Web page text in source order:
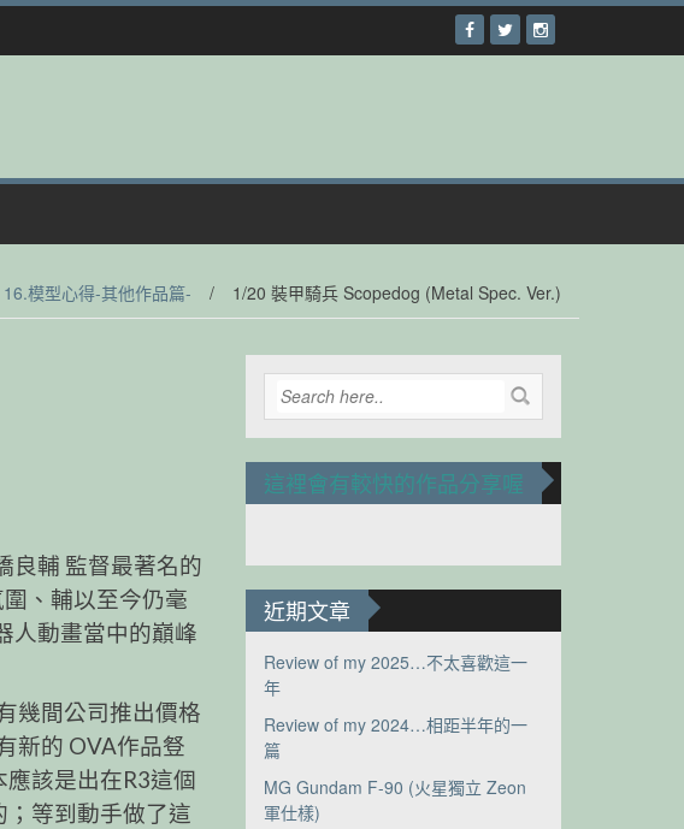
16.模型心得-其他作品篇- / 1/20 裝甲騎兵 Scopedog (Metal Spec. Ver.)
良輔 監督最著名的
、輔以至今仍毫
人動畫當中的巔峰
幾間公司推出價格
新的 OVA作品豋
該是出在R3這個
；等到動手做了這
這裡會有較快的作品分享喔
近期文章
Review of my 2025…不太喜歡這一
年
Review of my 2024…相距半年的一
篇
MG Gundam F-90 (火星獨立 Zeon
軍仕樣)